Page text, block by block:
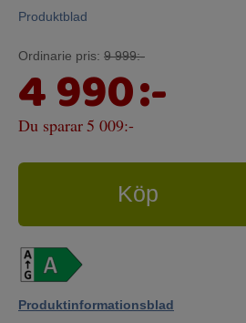
Produktblad
Ordinarie pris: 9 999:-
4 990:-
Du sparar5 009:-
Köp
Produktinformationsblad